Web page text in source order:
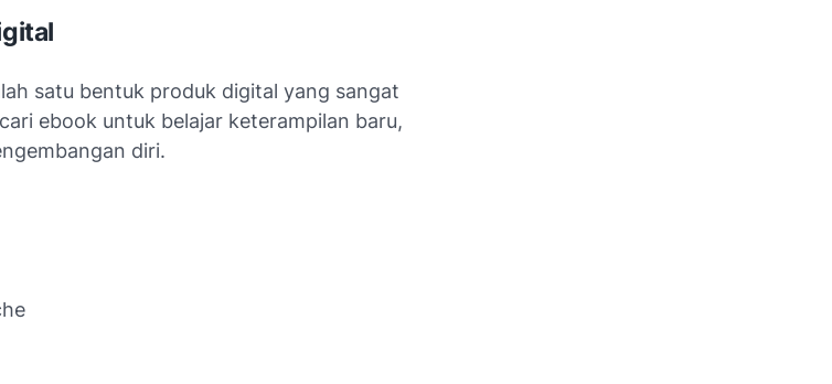
satu bentuk produk digital yang sangat
ebook untuk belajar keterampilan baru,
diri.